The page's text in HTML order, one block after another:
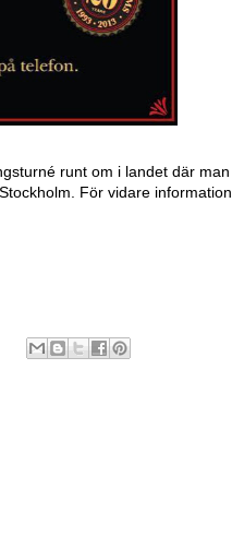
runt om i landet där man
För vidare information,